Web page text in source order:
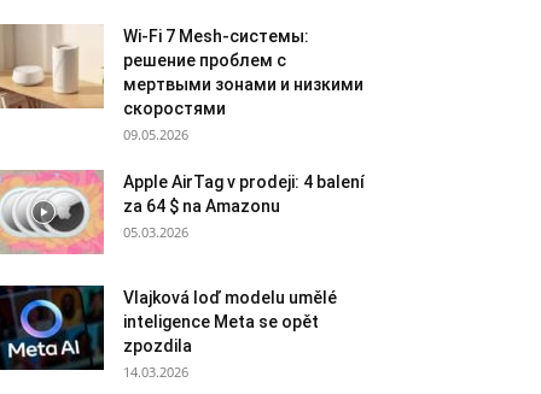
Wi-Fi 7 Mesh-системы:
решение проблем с
мертвыми зонами и низкими
скоростями
09.05.2026
Apple AirTag v prodeji: 4 balení
za 64 $ na Amazonu
05.03.2026
Vlajková loď modelu umělé
inteligence Meta se opět
zpozdila
14.03.2026